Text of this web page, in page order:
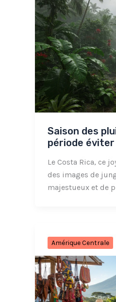
Saison des
période éviter
Le Costa Rica, ce
des images de
majestueux et de
Amérique Centrale